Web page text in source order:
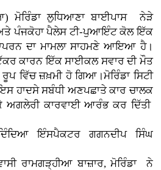
ਮੋਰਿੰਡਾ ਲੁਧਿਆਣਾ ਬਾਈਪਾਸ ਨੇੜੇ
ਪੰਜਕੋਹਾ ਪੈਲੇਸ ਟੀ-ਪੁਆਇੰਟ ਕੋਲ ਇੱਕ
ਦਾ ਮਾਮਲਾ ਸਾਹਮਣੇ ਆਇਆ ਹੈ।
ਕਾਰਨ ਇੱਕ ਸਾਈਕਲ ਸਵਾਰ ਦੀ ਮੌਤ
ਵਿੱਚ ਜ਼ਖ਼ਮੀ ਹੋ ਗਿਆ।ਮੋਰਿੰਡਾ ਸਿਟੀ
ਹਾਦਸੇ ਸਬੰਧੀ ਅਣਪਛਾਤੇ ਕਾਰ ਚਾਲਕ
ਅਗਲੇਰੀ ਕਾਰਵਾਈ ਆਰੰਭ ਕਰ ਦਿੱਤੀ
ਇੰਸਪੈਕਟਰ ਗਗਨਦੀਪ ਸਿੰਘ
ਰਾਮਗੜ੍ਹੀਆ ਬਾਜ਼ਾਰ, ਮੋਰਿੰਡਾ ਨੇ